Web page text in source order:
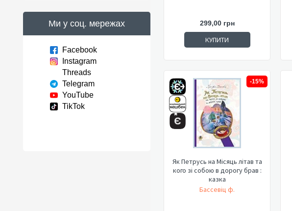
Ми у соц. мережах
Facebook
Instagram
Threads
Telegram
YouTube
TikTok
299,00 грн
КУПИТИ
-15%
Як Петрусь на Місяць літав та
кого зі собою в дорогу брав :
казка
Бассевіц ф.